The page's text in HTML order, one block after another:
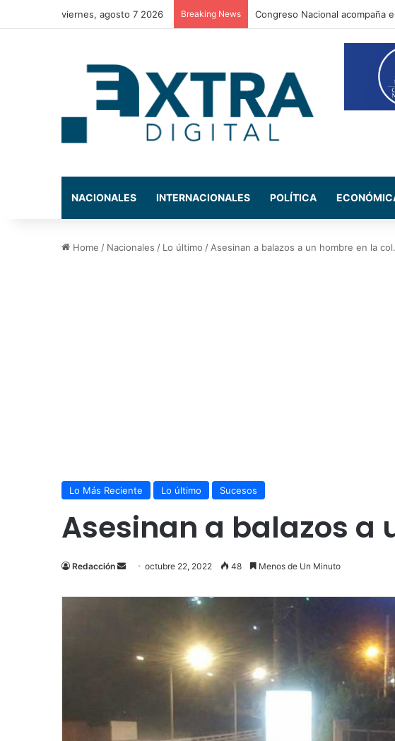
viernes, agosto 7 2026 Breaking News CNBS investigará a famosos
NACIONALES INTERNACIONALES POLÍTICA
Home / Nacionales / Lo último / Asesinan a balazos a un hombre en la
Lo Más Reciente Lo último Sucesos
Asesinan a balazos a
Redacción
Send
email
octubre 22, 2022 48 Menos de Un Minuto